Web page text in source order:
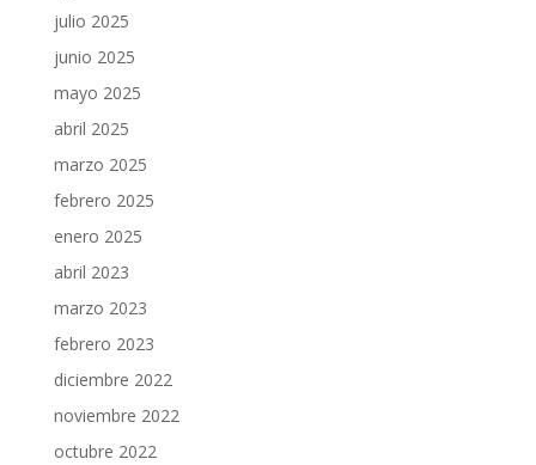
julio 2025
junio 2025
mayo 2025
abril 2025
marzo 2025
febrero 2025
enero 2025
abril 2023
marzo 2023
febrero 2023
diciembre 2022
noviembre 2022
octubre 2022